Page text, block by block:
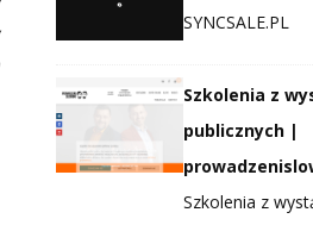
SYNCSALE.PL
Szkolenia z
publicznych |
Szkolenia z